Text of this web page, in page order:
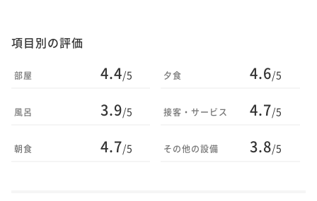
項目別の評価
部屋 4.4/5
風呂 3.9/5
朝食 4.7/5
夕食 4.6/5
接客・サービス 4.7/5
その他の設備 3.8/5